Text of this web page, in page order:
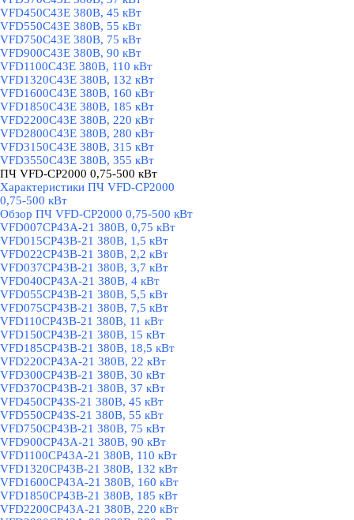
VFD450C43E 380В, 45 кВт
VFD550C43E 380В, 55 кВт
VFD750C43E 380В, 75 кВт
VFD900C43E 380В, 90 кВт
VFD1100C43E 380В, 110 кВт
VFD1320C43E 380В, 132 кВт
VFD1600C43E 380В, 160 кВт
VFD1850C43E 380В, 185 кВт
VFD2200C43E 380В, 220 кВт
VFD2800C43E 380В, 280 кВт
VFD3150C43E 380В, 315 кВт
VFD3550C43E 380В, 355 кВт
ПЧ VFD-CP2000 0,75-500 кВт
Характеристики ПЧ VFD-CP2000
0,75-500 кВт
Обзор ПЧ VFD-CP2000 0,75-500 кВт
VFD007CP43A-21 380В, 0,75 кВт
VFD015CP43B-21 380В, 1,5 кВт
VFD022CP43B-21 380В, 2,2 кВт
VFD037CP43B-21 380В, 3,7 кВт
VFD040CP43A-21 380В, 4 кВт
VFD055CP43B-21 380В, 5,5 кВт
VFD075CP43B-21 380В, 7,5 кВт
VFD110CP43B-21 380В, 11 кВт
VFD150CP43B-21 380В, 15 кВт
VFD185CP43B-21 380В, 18,5 кВт
VFD220CP43A-21 380В, 22 кВт
VFD300CP43B-21 380В, 30 кВт
VFD370CP43B-21 380В, 37 кВт
VFD450CP43S-21 380В, 45 кВт
VFD550CP43S-21 380В, 55 кВт
VFD750CP43B-21 380В, 75 кВт
VFD900CP43A-21 380В, 90 кВт
VFD1100CP43A-21 380В, 110 кВт
VFD1320CP43B-21 380В, 132 кВт
VFD1600CP43A-21 380В, 160 кВт
VFD1850CP43B-21 380В, 185 кВт
VFD2200CP43A-21 380В, 220 кВт